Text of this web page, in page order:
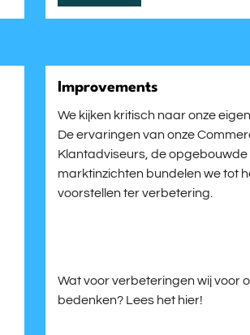
Improvements
We kijken kritisch naar onze
De ervaringen van onze
Klantadviseurs, de
marktinzichten bundelen we tot
voorstellen ter verbetering.
Wat voor verbeteringen wij voor
bedenken? Lees het hier!